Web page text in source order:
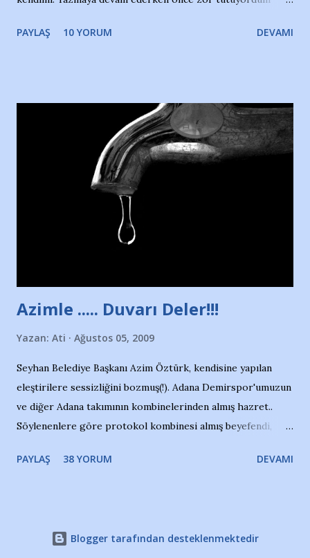
Yazımı, ağlayarak bitirebildim ancak…Kendisinin web
Nesrin’in Hikayesi’ne başlıyorum… 1964 Adana Yüzme
havuzunun kenarında 7 yaşında kara kuru bir kız çocuğu
duruyor. Havuzun içinde Adana Demirspor Kulübü
yüzücüleri. Erkekler çoğunlukta. Küçük kız etrafına bakıyor.
Sadece 4 kız çocuğu var. Nesrin, Adana Demirspor’un 4
kızından biri oluyor o gün…Giriyor havuza. 1973 – 1975
Adana Nesrin, 16 yaşında. Yüzüyor. 7 yaşında girdiği
Türkiye 3.lüğü var. 17 yaşında mar...
PAYLAŞ 10 YORUM DEVAMI
Azimle ..... Duvarı Deler!!!
Yazan: Ati Ağustos 05, 2009
Seyhan Belediye Başkanı Azim Öztürk, kendisine yapılan
eleştirilere sessizliğini bozmuş(!). Adana Demirspor'umuzun
ve diğer Adana takımının kombinelerinden almış hazret..
Söylenenlere göre protokol kombinesi almış beyefendi,
ki kombineyi Bekir Başkan'dan alırken; dillere destan..
Takımıma maddi gelir oldu diye seviniyorum, fakat bu
PAYLAŞ 38 YORUM DEVAMI
Blogger tarafından desteklenmektedir